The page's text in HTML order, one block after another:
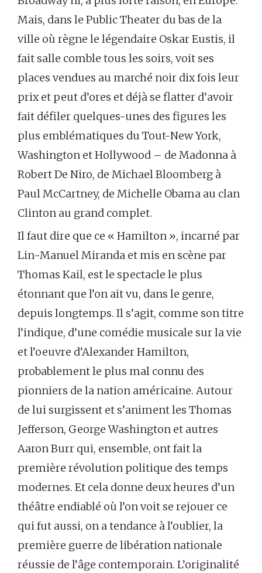
Mais, dans le Public Theater du bas de la
ville où règne le légendaire Oskar Eustis, il
fait salle comble tous les soirs, voit ses
places vendues au marché noir dix fois leur
prix et peut d’ores et déjà se flatter d’avoir
fait défiler quelques-unes des figures les
plus emblématiques du Tout-New York,
Washington et Hollywood – de Madonna à
Robert De Niro, de Michael Bloomberg à
Paul McCartney, de Michelle Obama au clan
Clinton au grand complet.
Il faut dire que ce « Hamilton », incarné par
Lin-Manuel Miranda et mis en scène par
Thomas Kail, est le spectacle le plus
étonnant que l’on ait vu, dans le genre,
depuis longtemps. Il s’agit, comme son titre
l’indique, d’une comédie musicale sur la vie
et l’oeuvre d’Alexander Hamilton,
probablement le plus mal connu des
pionniers de la nation américaine. Autour
de lui surgissent et s’animent les Thomas
Jefferson, George Washington et autres
Aaron Burr qui, ensemble, ont fait la
première révolution politique des temps
modernes. Et cela donne deux heures d’un
théâtre endiablé où l’on voit se rejouer ce
qui fut aussi, on a tendance à l’oublier, la
première guerre de libération nationale
réussie de l’âge contemporain. L’originalité